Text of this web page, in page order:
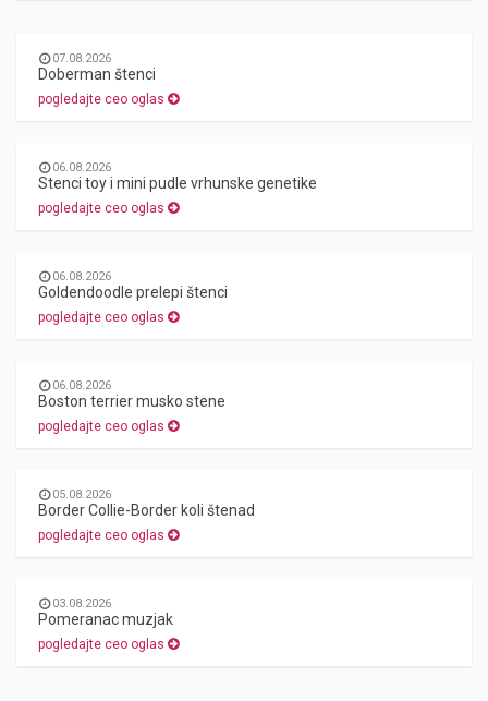
07.08.2026
Doberman štenci
pogledajte ceo oglas
06.08.2026
Stenci toy i mini pudle vrhunske genetike
pogledajte ceo oglas
06.08.2026
Goldendoodle prelepi štenci
pogledajte ceo oglas
06.08.2026
Boston terrier musko stene
pogledajte ceo oglas
05.08.2026
Border Collie-Border koli štenad
pogledajte ceo oglas
03.08.2026
Pomeranac muzjak
pogledajte ceo oglas